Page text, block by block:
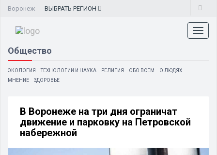
Воронеж ВЫБРАТЬ РЕГИОН
Общество
ЭКОЛОГИЯ ТЕХНОЛОГИИ И НАУКА РЕЛИГИЯ ОБО ВСЕМ
О ЛЮДЯХ
МНЕНИЕ
ЗДОРОВЬЕ
В Воронеже на три дня ограничат
движение и парковку на Петровской
набережной